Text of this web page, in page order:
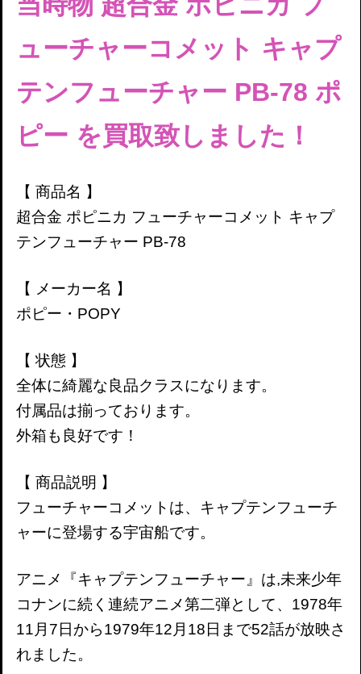
ューチャーコメット キャプ
テンフューチャー PB-78 ポ
ピー を買取致しました！
【 商品名 】
超合金 ポピニカ フューチャーコメット キャプ
テンフューチャー PB-78
【 メーカー名 】
ポピー・POPY
【 状態 】
全体に綺麗な良品クラスになります。
付属品は揃っております。
外箱も良好です！
【 商品説明 】
フューチャーコメットは、キャプテンフューチ
ャーに登場する宇宙船です。
アニメ『キャプテンフューチャー』は,未来少年
コナンに続く連続アニメ第二弾として、1978年
11月7日から1979年12月18日まで52話が放映さ
れました。